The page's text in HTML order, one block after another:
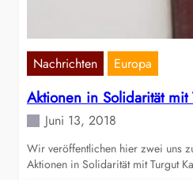
Nachrichten Europa
Aktionen in Solidarität mit
Juni 13, 2018
Wir veröffentlichen hier zwei uns
Aktionen in Solidarität mit Turgut